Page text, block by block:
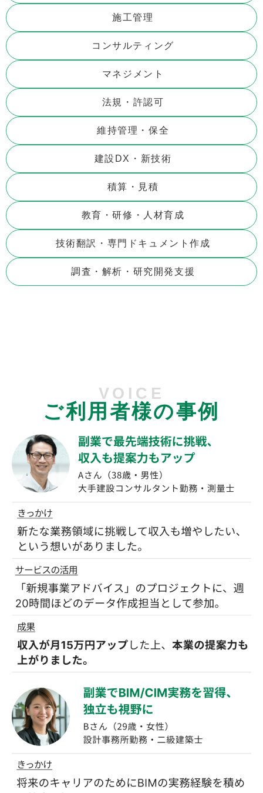
施工管理
コンサルティング
マネジメント
法規・許認可
維持管理・保全
建設DX・新技術
積算・見積
教育・研修・人材育成
技術翻訳・専門ドキュメント作成
調査・解析・研究開発支援
VOICE
ご利用者様の事例